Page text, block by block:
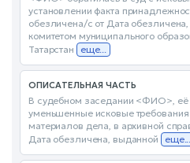
установлении факта
обезличена/с от Дата
комитетом муниципального
Татарстан
еще...
ОПИСАТЕЛЬНАЯ ЧАСТЬ
В судебном заседании <ФИО>,
уменьшенные исковые
материалов дела, в архивной
Дата обезличена, выданной
еще...